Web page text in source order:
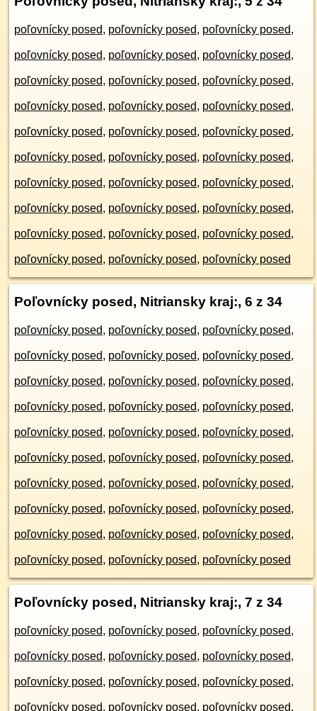
poľovnícky posed, poľovnícky posed, poľovnícky posed,
poľovnícky posed, poľovnícky posed, poľovnícky posed,
poľovnícky posed, poľovnícky posed, poľovnícky posed,
poľovnícky posed, poľovnícky posed, poľovnícky posed,
poľovnícky posed, poľovnícky posed, poľovnícky posed,
poľovnícky posed, poľovnícky posed, poľovnícky posed,
poľovnícky posed, poľovnícky posed, poľovnícky posed,
poľovnícky posed, poľovnícky posed, poľovnícky posed,
poľovnícky posed, poľovnícky posed, poľovnícky posed,
poľovnícky posed, poľovnícky posed, poľovnícky posed
Poľovnícky posed, Nitriansky kraj:, 6 z 34
poľovnícky posed, poľovnícky posed, poľovnícky posed,
poľovnícky posed, poľovnícky posed, poľovnícky posed,
poľovnícky posed, poľovnícky posed, poľovnícky posed,
poľovnícky posed, poľovnícky posed, poľovnícky posed,
poľovnícky posed, poľovnícky posed, poľovnícky posed,
poľovnícky posed, poľovnícky posed, poľovnícky posed,
poľovnícky posed, poľovnícky posed, poľovnícky posed,
poľovnícky posed, poľovnícky posed, poľovnícky posed,
poľovnícky posed, poľovnícky posed, poľovnícky posed,
poľovnícky posed, poľovnícky posed, poľovnícky posed
Poľovnícky posed, Nitriansky kraj:, 7 z 34
poľovnícky posed, poľovnícky posed, poľovnícky posed,
poľovnícky posed, poľovnícky posed, poľovnícky posed,
poľovnícky posed, poľovnícky posed, poľovnícky posed,
poľovnícky posed, poľovnícky posed, poľovnícky posed,